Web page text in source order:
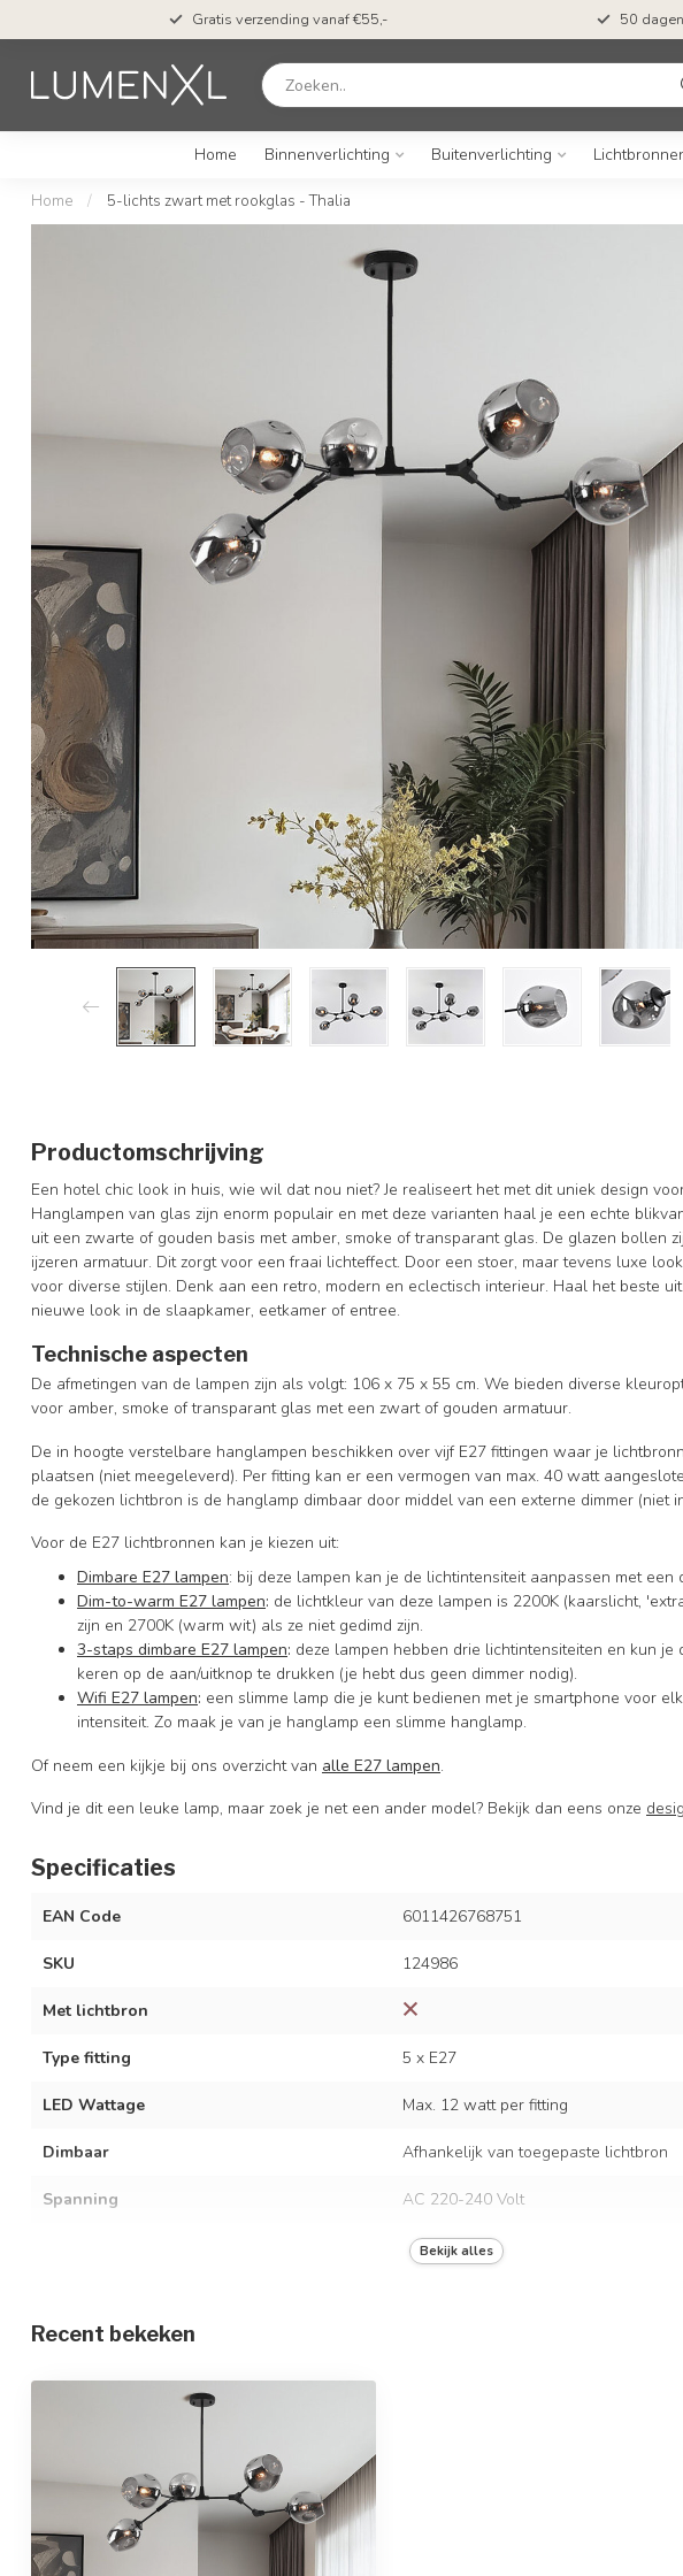
Gratis verzending vanaf €55,- 50
Home Binnenverlichting Buitenverlichting
Home / 5-lichts zwart met rookglas - Thalia
Productomschrijving
Een hotel chic look in huis, wie wil dat nou niet? Je realiseert het met dit uniek design
Hanglampen van glas zijn enorm populair en met deze varianten haal je een echte
uit een zwarte of gouden basis met amber, smoke of transparant glas. De glazen bollen
ijzeren armatuur. Dit zorgt voor een fraai lichteffect. Door een stoer, maar tevens luxe
voor diverse stijlen. Denk aan een retro, modern en eclectisch interieur. Haal het beste
nieuwe look in de slaapkamer, eetkamer of entree.
Technische aspecten
De afmetingen van de lampen zijn als volgt: 106 x 75 x 55 cm. We bieden diverse
voor amber, smoke of transparant glas met een zwart of gouden armatuur.
De in hoogte verstelbare hanglampen beschikken over vijf E27 fittingen waar je
plaatsen (niet meegeleverd). Per fitting kan er een vermogen van max. 40 watt
de gekozen lichtbron is de hanglamp dimbaar door middel van een externe dimmer (niet
Voor de E27 lichtbronnen kan je kiezen uit:
Dimbare E27 lampen: bij deze lampen kan je de lichtintensiteit aanpassen met een
Dim-to-warm E27 lampen: de lichtkleur van deze lampen is 2200K (kaarslicht,
zijn en 2700K (warm wit) als ze niet gedimd zijn.
3-staps dimbare E27 lampen: deze lampen hebben drie lichtintensiteiten en kun je
keren op de aan/uitknop te drukken (je hebt dus geen dimmer nodig).
Wifi E27 lampen: een slimme lamp die je kunt bedienen met je smartphone voor
intensiteit. Zo maak je van je hanglamp een slimme hanglamp.
Of neem een kijkje bij ons overzicht van alle E27 lampen.
Vind je dit een leuke lamp, maar zoek je net een ander model? Bekijk dan eens onze
Specificaties
EAN Code 6011426768751
SKU 124986
Met lichtbron
Type fitting 5 x E27
LED Wattage Max. 12 watt per fitting
Dimbaar Afhankelijk van toegepaste lichtbron
Spanning AC 220-240 Volt
50/60 Hz
Materiaal
Beschermingsgraad
Beschermingsklasse
Bekijk alles
Recent bekeken